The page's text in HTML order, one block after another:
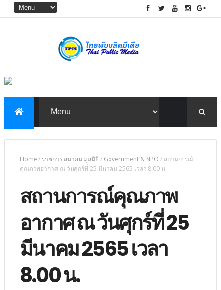
Home / ราชการ สมาคม มูลนิธิ / Government & NPO / สถานการณ์
คุณภาพอากาศ ณ วันศุกร์ที่ 25 มีนาคม 2565 เวลา 8.00 น.
สถานการณ์คุณภาพ
อากาศ ณ วันศุกร์ที่ 25
มีนาคม 2565 เวลา
8.00 น.